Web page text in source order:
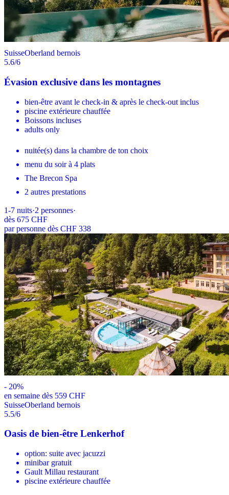
SuisseOberland bernois
5.6/6
Évasion exclusive dans les montagnes
bien-être avant le check-in & après le check-out inclus
piscine extérieure chauffée
Boissons incluses
adults only
nuitée(s) dans la chambre de ton choix
menu du soir à 4 plats
The Brecon Spa
2 autres prestations
1-7 nuits·2 personnes·
dès 675 CHF
par personne dès CHF 338
- 20%
en semaine dès 559 CHF
SuisseOberland bernois
5.5/6
Oasis de bien-être Lenkerhof
option: suite avec jacuzzi
minibar gratuit
Gault Millau restaurant
piscine extérieure chauffée